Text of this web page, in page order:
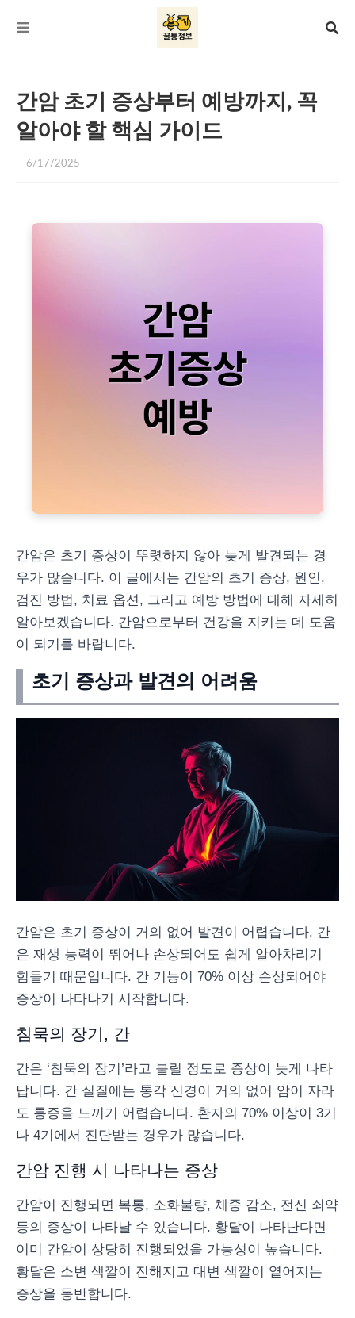
간암 초기 증상부터 예방까지, 꼭
알아야 할 핵심 가이드
6/17/2025
간암은 초기 증상이 뚜렷하지 않아 늦게 발견되는 경
우가 많습니다. 이 글에서는 간암의 초기 증상, 원인,
검진 방법, 치료 옵션, 그리고 예방 방법에 대해 자세히
알아보겠습니다. 간암으로부터 건강을 지키는 데 도움
이 되기를 바랍니다.
초기 증상과 발견의 어려움
간암은 초기 증상이 거의 없어 발견이 어렵습니다. 간
은 재생 능력이 뛰어나 손상되어도 쉽게 알아차리기
힘들기 때문입니다. 간 기능이 70% 이상 손상되어야
증상이 나타나기 시작합니다.
침묵의 장기, 간
간은 ‘침묵의 장기’라고 불릴 정도로 증상이 늦게 나타
납니다. 간 실질에는 통각 신경이 거의 없어 암이 자라
도 통증을 느끼기 어렵습니다. 환자의 70% 이상이 3기
나 4기에서 진단받는 경우가 많습니다.
간암 진행 시 나타나는 증상
간암이 진행되면 복통, 소화불량, 체중 감소, 전신 쇠약
등의 증상이 나타날 수 있습니다. 황달이 나타난다면
이미 간암이 상당히 진행되었을 가능성이 높습니다.
황달은 소변 색깔이 진해지고 대변 색깔이 옅어지는
증상을 동반합니다.